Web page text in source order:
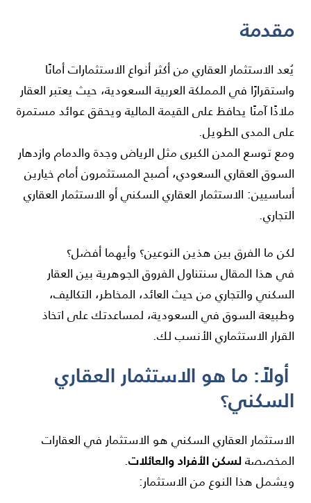
مقدمة
يُعد الاستثمار العقاري من أكثر أنواع الاستثمارات أمانًا
واستقرارًا في المملكة العربية السعودية، حيث يعتبر العقار
ملاذًا آمنًا يحافظ على القيمة المالية ويحقق عوائد مستمرة
على المدى الطويل.
ومع توسع المدن الكبرى مثل الرياض وجدة والدمام وازدهار
السوق العقاري السعودي، أصبح المستثمرون أمام خيارين
أساسيين: الاستثمار العقاري السكني أو الاستثمار العقاري
التجاري.
لكن ما الفرق بين هذين النوعين؟ وأيهما أفضل؟
في هذا المقال سنتناول الفروق الجوهرية بين العقار
السكني والتجاري من حيث العائد، المخاطر، التكاليف،
وطبيعة السوق في السعودية، لمساعدتك على اتخاذ
القرار الاستثماري الأنسب لك.
أولاً: ما هو الاستثمار العقاري
السكني؟
الاستثمار العقاري السكني هو الاستثمار في العقارات
المخصصةلسكن الأفراد والعائلات.
ويشمل هذا النوع من الاستثمار: